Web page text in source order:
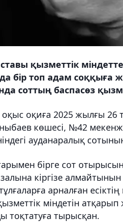
қызметтік
бір топ адам соққыға
соттың баспасөз
оқиға 2025 жылғы 26
көшесі, №42
ауданаралық
бірге сот
кіргізе
арналған
міндетін
тоқтатуға тырысқан.